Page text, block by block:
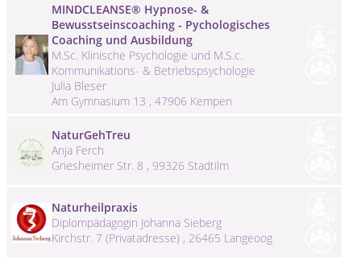
MINDCLEANSE® Hypnose- &
Bewusstseinscoaching - Pychologisches
Coaching und Ausbildung
M.Sc. Klinische Psychologie und M.S.c.
Kommunikations- & Betriebspsychologie
Julia Bleser
Am Gymnasium 13 , 47906 Kempen
NaturGehTreu
Anja Ferch
Griesheimer Str. 8 , 99326 Stadtilm
Naturheilpraxis
Diplompädagogin Johanna Sieberg
Kirchstr. 7 (Privatadresse) , 26465 Langeoog